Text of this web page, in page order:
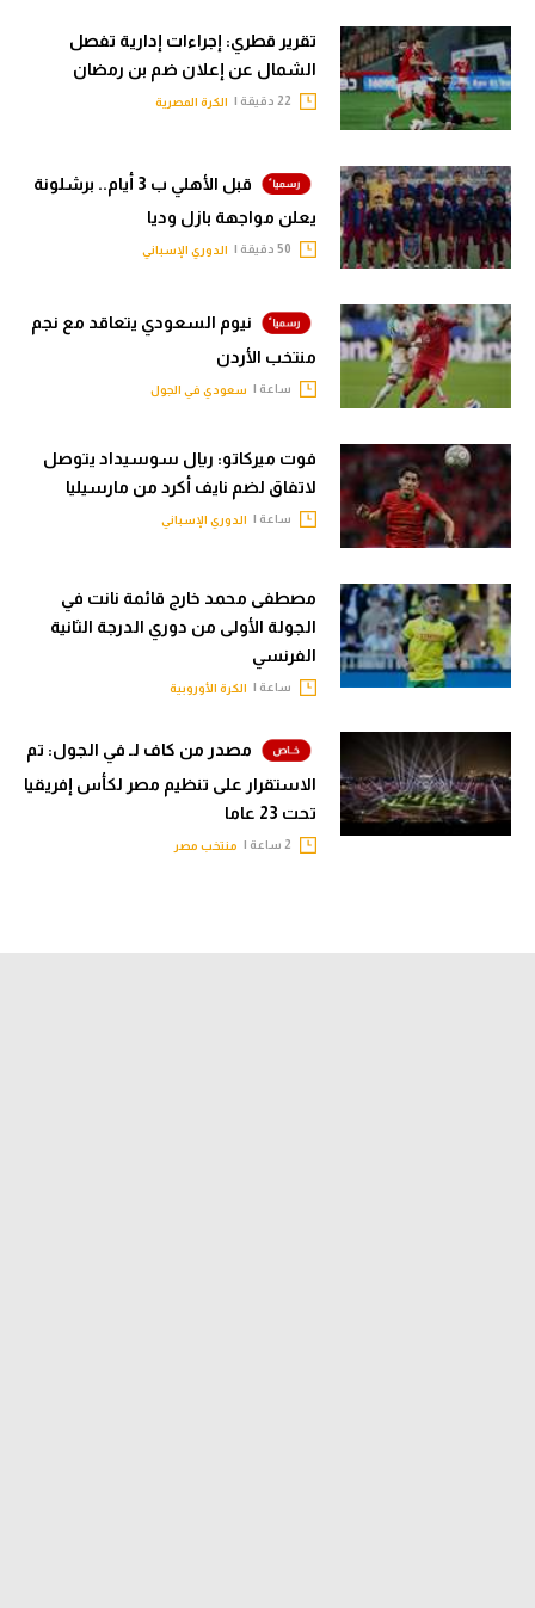
تقرير قطري: إجراءات إدارية تفصل
الشمال عن إعلان ضم بن رمضان
الكرة المصرية
قبل الأهلي ب 3 أيام.. برشلونة
يعلن مواجهة بازل وديا
الدوري الإسباني
نيوم السعودي يتعاقد مع نجم
منتخب الأردن
ساعة | سعودي في الجول
فوت ميركاتو: ريال سوسيداد يتوصل
لاتفاق لضم نايف أكرد من مارسيليا
ساعة | الدوري الإسباني
مصطفى محمد خارج قائمة نانت في
الجولة الأولى من دوري الدرجة الثانية
الفرنسي
ساعة | الكرة الأوروبية
مصدر من كاف لـ في الجول: تم
الاستقرار على تنظيم مصر لكأس إفريقيا
تحت 23 عاما
منتخب مصر